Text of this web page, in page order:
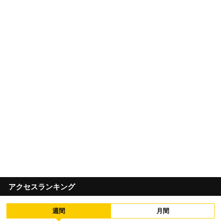
アクセスランキング
週間 月間